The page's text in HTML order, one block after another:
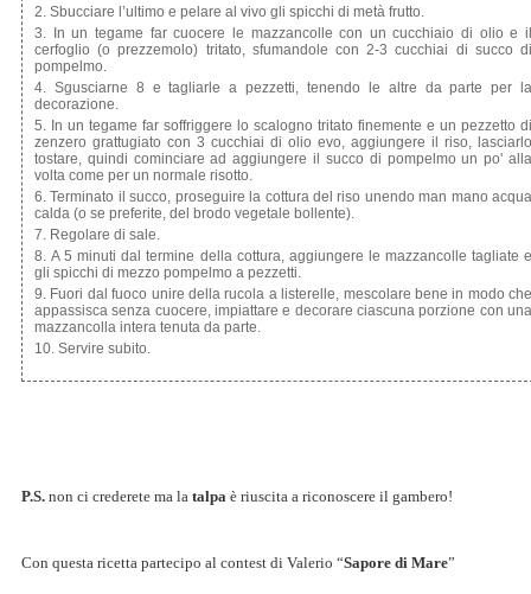
Sbucciare l’ultimo e pelare al vivo gli spicchi di metà frutto.
In un tegame far cuocere le mazzancolle con un cucchiaio di olio e
cerfoglio (o prezzemolo) tritato, sfumandole con 2-3 cucchiai di succo
pompelmo.
Sgusciarne 8 e tagliarle a pezzetti, tenendo le altre da parte per
decorazione.
In un tegame far soffriggere lo scalogno tritato finemente e un pezzetto
zenzero grattugiato con 3 cucchiai di olio evo, aggiungere il riso,
tostare, quindi cominciare ad aggiungere il succo di pompelmo un po'
volta come per un normale risotto.
Terminato il succo, proseguire la cottura del riso unendo man mano
calda (o se preferite, del brodo vegetale bollente).
Regolare di sale.
A 5 minuti dal termine della cottura, aggiungere le mazzancolle tagliate
gli spicchi di mezzo pompelmo a pezzetti.
Fuori dal fuoco unire della rucola a listerelle, mescolare bene in modo
appassisca senza cuocere, impiattare e decorare ciascuna porzione con
mazzancolla intera tenuta da parte.
Servire subito.
P.S.non ci crederete ma la talpa è riuscita a riconoscere il gambero!
Con questa ricetta partecipo al contest di Valerio “Sapore di Mare”